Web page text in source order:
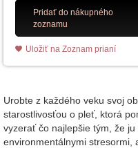
Pridať do nákupného
zoznamu
Uložiť na Zoznam prianí
Urobte z každého veku svoj
starostlivosťou o pleť, ktorá
vyzerať čo najlepšie tým, že ju
environmentálnymi stresormi,